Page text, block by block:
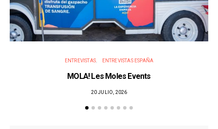
ENTREVISTAS ENTREVISTAS ESPAÑA
MOLA! Les Moles Events
20 JULIO, 2026